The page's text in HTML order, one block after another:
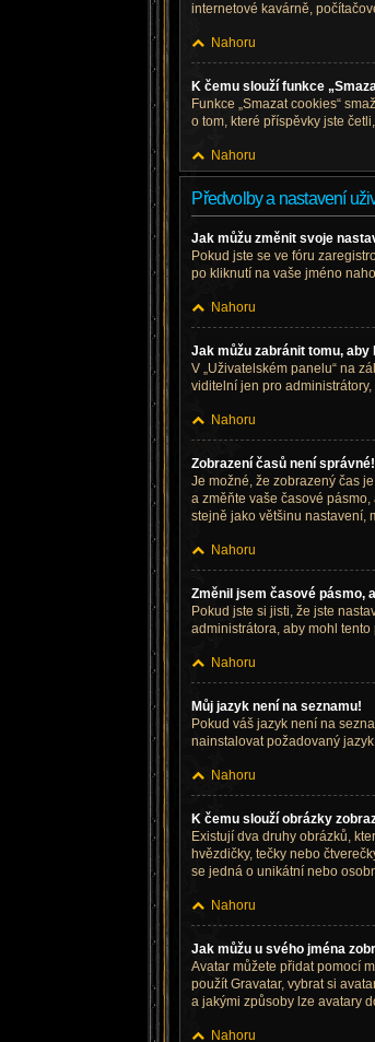
internetové kavárně,
Nahoru
K čemu slouží funkce
Funkce „Smazat cookies“
o tom, které příspěvky jste
Nahoru
Předvolby a nastavení
Jak můžu změnit svoje
Pokud jste se ve fóru
po kliknutí na vaše jméno
Nahoru
Jak můžu zabránit tomu,
V „Uživatelském panelu“ na
viditelní jen pro
Nahoru
Zobrazení časů není správné!
Je možné, že zobrazený čas
a změňte vaše časové
stejně jako většinu nastavení,
Nahoru
Změnil jsem časové pásmo,
Pokud jste si jisti, že jste
administrátora, aby mohl
Nahoru
Můj jazyk není na seznamu!
Pokud váš jazyk není na
nainstalovat požadovaný
Nahoru
K čemu slouží obrázky
Existují dva druhy obrázků,
hvězdičky, tečky nebo
se jedná o unikátní nebo
Nahoru
Jak můžu u svého jména
Avatar můžete přidat pomocí
použít Gravatar, vybrat si
a jakými způsoby lze avatary
Nahoru